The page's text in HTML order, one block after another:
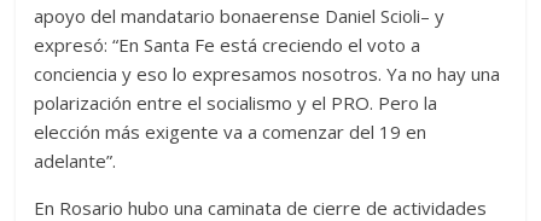
apoyo del mandatario bonaerense Daniel Scioli– y
expresó: “En Santa Fe está creciendo el voto a
conciencia y eso lo expresamos nosotros. Ya no hay una
polarización entre el socialismo y el PRO. Pero la
elección más exigente va a comenzar del 19 en
adelante”.
En Rosario hubo una caminata de cierre de actividades